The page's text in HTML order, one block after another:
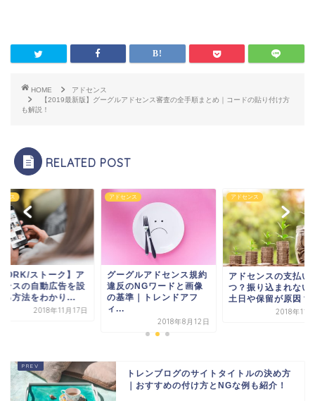
HOME
アドセンス
【2019最新版】グーグルアドセンス審査の全手順まとめ｜コードの貼り付け方
も解説！
RELATED POST
ンス
ストーク】ア
ンスの自動広告を設
る方法をわかり...
2018年11月17日
アドセンス
グーグルアドセンス規約
違反のNGワードと画像
の基準｜トレンドアフ
ィ...
2018年8月12日
アドセンス
アドセンスの支払い
つ？振り込まれない
土日や保留が原因？
2018年11
トレンブログのサイトタイトルの決め方
｜おすすめの付け方とNGな例も紹介！